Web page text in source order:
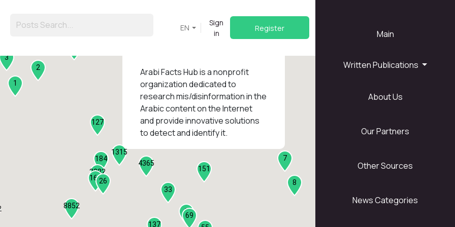
EN
Sign
in
Register
8852
69
127
137
2282
8
4365
184
33
7
151
1315
3
26
9
1
2
1
161
Arabi Facts Hubis a nonprofit
organization dedicated to
research mis/disinformation in the
Arabic content on the Internet
and provide innovative solutions
to detect and identify it.
Main
Written Publications
About Us
Our Partners
Other Sources
News Categories